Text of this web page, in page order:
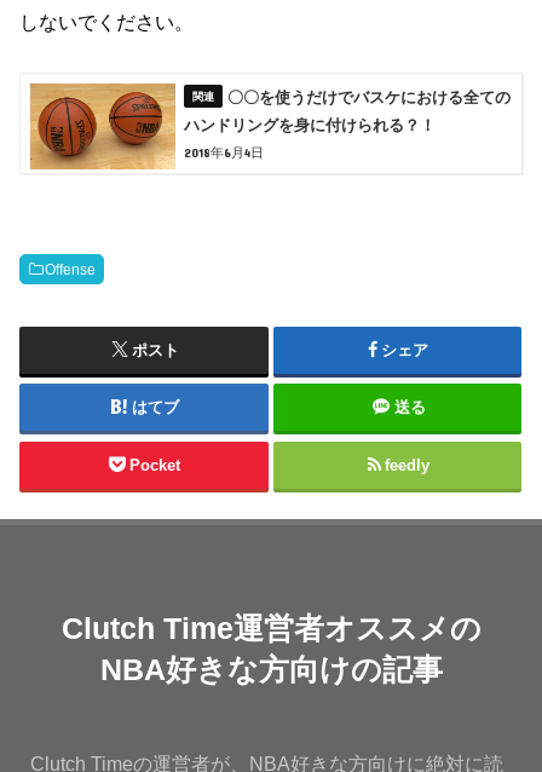
しないでください。
〇〇を使うだけでバスケにおける全ての
ハンドリングを身に付けられる？！
2018年6月4日
Offense
ポスト シェア
はてブ 送る
Pocket feedly
Clutch Time運営者オススメの
NBA好きな方向けの記事
Clutch Timeの運営者が、NBA好きな方向けに絶対に読